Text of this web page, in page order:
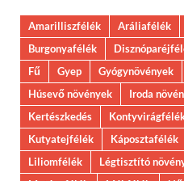
Amarilliszfélék Aráliafélék
Burgonyafélék
Fű
Gyep Gyógynövények
Húsevő növények
Iroda
Kertészkedés
Kutyatejfélék
Káposztafélék
Liliomfélék
Légtisztító